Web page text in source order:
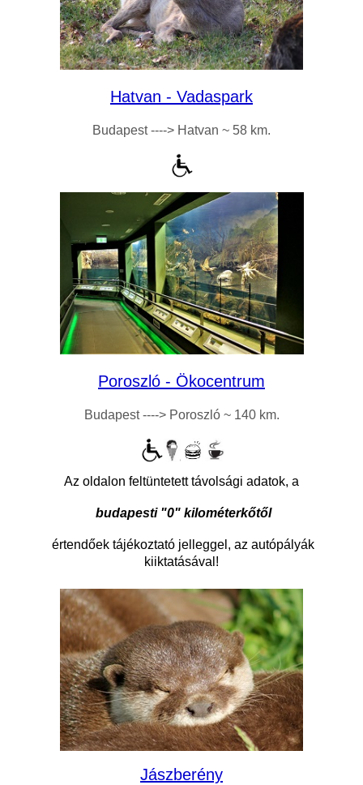
Hatvan - Vadaspark
Budapest ----> Hatvan ~ 58 km.
Poroszló - Ökocentrum
Budapest ----> Poroszló ~ 140 km.
Az oldalon feltüntetett távolsági adatok, a
budapesti "0" kilométerkőtől
értendőek tájékoztató jelleggel, az autópályák
kiiktatásával!
Jászberény